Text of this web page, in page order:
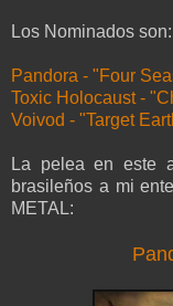
Los Nominados son:
Pandora - "Four
Toxic Holocaust -
Voivod - "Target
La pelea en este
brasileños a mi
METAL: